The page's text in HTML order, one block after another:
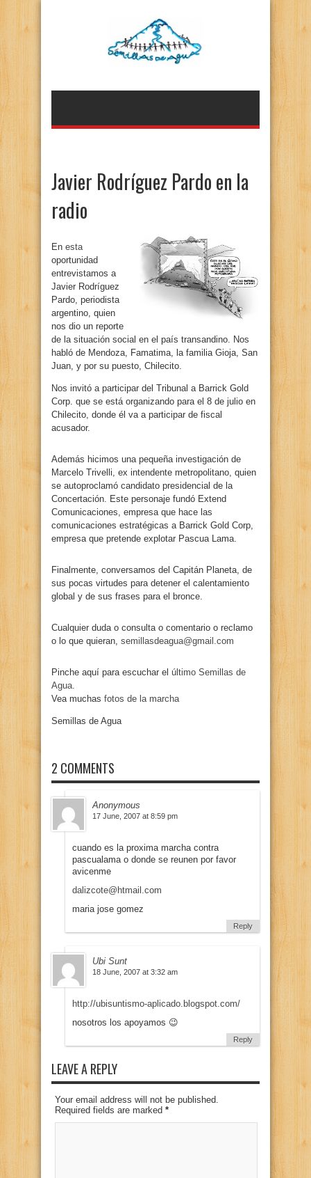
Javier Rodríguez Pardo en la
radio
En esta
oportunidad
entrevistamos a
Javier Rodríguez
Pardo, periodista
argentino, quien
nos dio un reporte
de la situación social en el país transandino. Nos
habló de Mendoza, Famatima, la familia Gioja, San
Juan, y por su puesto, Chilecito.
Nos invitó a participar del Tribunal a Barrick Gold
Corp. que se está organizando para el 8 de julio en
Chilecito, donde él va a participar de fiscal
acusador.
Además hicimos una pequeña investigación de
Marcelo Trivelli, ex intendente metropolitano, quien
se autoproclamó candidato presidencial de la
Concertación. Este personaje fundó Extend
Comunicaciones, empresa que hace las
comunicaciones estratégicas a Barrick Gold Corp,
empresa que pretende explotar Pascua Lama.
Finalmente, conversamos del Capitán Planeta, de
sus pocas virtudes para detener el calentamiento
global y de sus frases para el bronce.
Cualquier duda o consulta o comentario o reclamo
o lo que quieran, semillasdeagua@gmail.com
Pinche aquí para escuchar el último Semillas de
Agua.
Vea muchas fotos de la marcha
Semillas de Agua
2 COMMENTS
Anonymous
17 June, 2007 at 8:59 pm
cuando es la proxima marcha contra
pascualama o donde se reunen por favor
avicenme
dalizcote@htmail.com
maria jose gomez
Reply
Ubi Sunt
18 June, 2007 at 3:32 am
http://ubisuntismo-aplicado.blogspot.com/
nosotros los apoyamos 😉
Reply
LEAVE A REPLY
Your email address will not be published.
Required fields are marked *